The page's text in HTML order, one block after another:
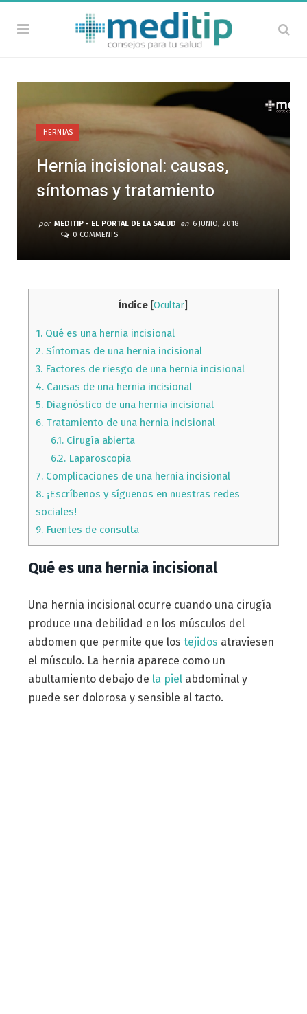
HERNIAS
Hernia incisional: causas,
síntomas y tratamiento
por MEDITIP - EL PORTAL DE LA SALUD en 6 JUNIO, 2018
0 COMMENTS
Índice [Ocultar]
1.Qué es una hernia incisional
2.Síntomas de una hernia incisional
3.Factores de riesgo de una hernia incisional
4.Causas de una hernia incisional
5.Diagnóstico de una hernia incisional
6.Tratamiento de una hernia incisional
6.1. Cirugía abierta
6.2. Laparoscopia
7.Complicaciones de una hernia incisional
8.¡Escríbenos y síguenos en nuestras redes
sociales!
9.Fuentes de consulta
Qué es una hernia incisional
Una hernia incisional ocurre cuando una cirugía
produce una debilidad en los músculos del
abdomen que permite que los tejidos atraviesen
el músculo. La hernia aparece como un
abultamiento debajo de la pielabdominal y
puede ser dolorosa y sensible al tacto.